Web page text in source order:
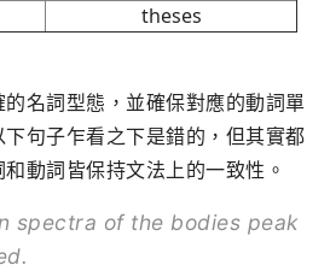
theses
名詞型態，並確保對應的動詞單
句子乍看之下是錯的，但其實都
動詞皆保持文法上的一致性。
spectra of the bodies peak